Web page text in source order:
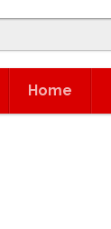
Home